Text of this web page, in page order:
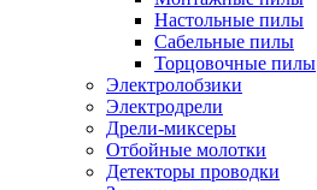
Настольные пилы
Сабельные пилы
Торцовочные пилы
Электролобзики
Электродрели
Дрели-миксеры
Отбойные молотки
Детекторы проводки